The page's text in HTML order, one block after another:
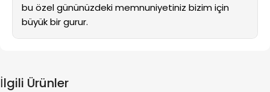
bu özel gününüzdeki memnuniyetiniz bizim için
büyük bir gurur.
İlgili Ürünler